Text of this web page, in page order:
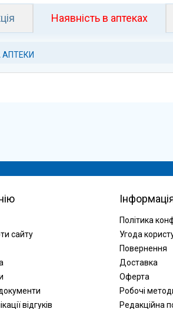
Наявність в аптеках
сайту
відгуків
Політика
Угода
Повернення
Доставка
Оферта
Робочі
Редакційна